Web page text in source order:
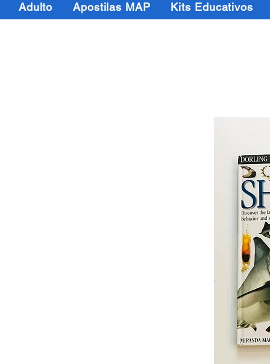
Adulto Apostilas MAP Kits Educativos